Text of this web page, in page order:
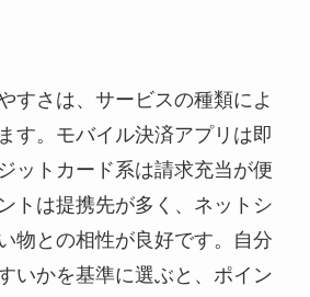
すさは、サービスの種類によ
す。モバイル決済アプリは即
ットカード系は請求充当が便
トは提携先が多く、ネットシ
物との相性が良好です。自分
いかを基準に選ぶと、ポイン